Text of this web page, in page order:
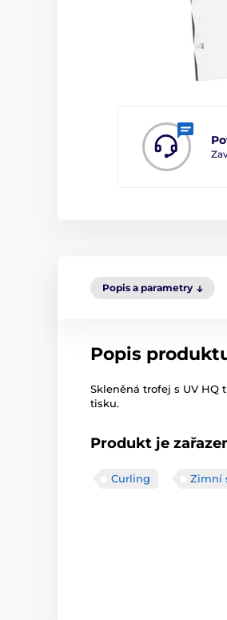
Popis a parametry
Popis
Skleněná trofej s UV HQ
tisku.
Produkt je
Curling Zimní